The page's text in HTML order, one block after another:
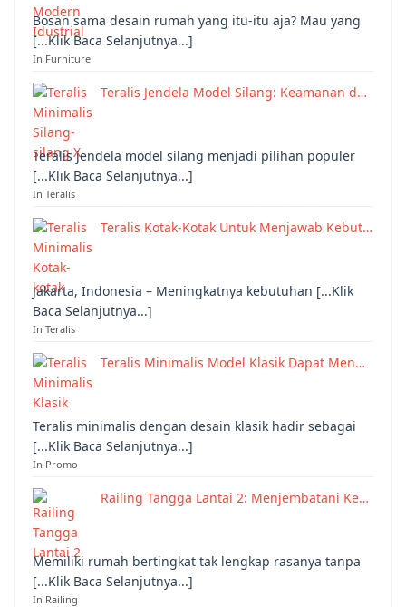
Bosan sama desain rumah yang itu-itu aja? Mau yang
[...Klik Baca Selanjutnya...]
In Furniture
Teralis Jendela Model Silang: Keamanan d…
Teralis jendela model silang menjadi pilihan populer
[...Klik Baca Selanjutnya...]
In Teralis
Teralis Kotak-Kotak Untuk Menjawab Kebut…
Jakarta, Indonesia – Meningkatnya kebutuhan [...Klik
Baca Selanjutnya...]
In Teralis
Teralis Minimalis Model Klasik Dapat Men…
Teralis minimalis dengan desain klasik hadir sebagai
[...Klik Baca Selanjutnya...]
In Promo
Railing Tangga Lantai 2: Menjembatani Ke…
Memiliki rumah bertingkat tak lengkap rasanya tanpa
[...Klik Baca Selanjutnya...]
In Railing